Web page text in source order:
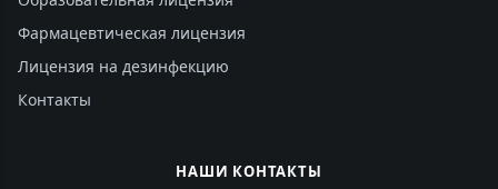
Фармацевтическая лицензия
Лицензия на дезинфекцию
Контакты
НАШИ КОНТАКТЫ